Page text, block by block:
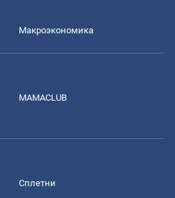
Mакроэкономика
MAMACLUB
Сплетни